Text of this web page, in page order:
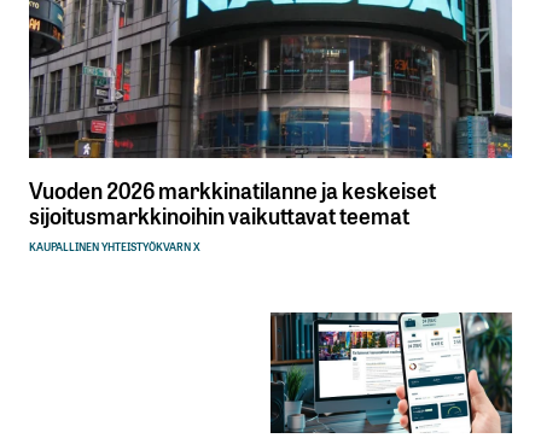
Vuoden 2026 markkinatilanne ja keskeiset
sijoitusmarkkinoihin vaikuttavat teemat
KAUPALLINEN YHTEISTYÖKVARN X